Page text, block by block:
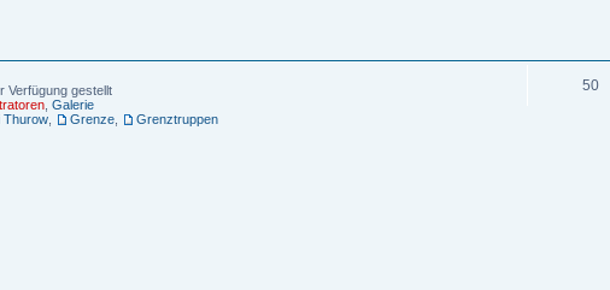
Verfügung gestellt
Galerie
Thurow Grenze Grenztruppen
50